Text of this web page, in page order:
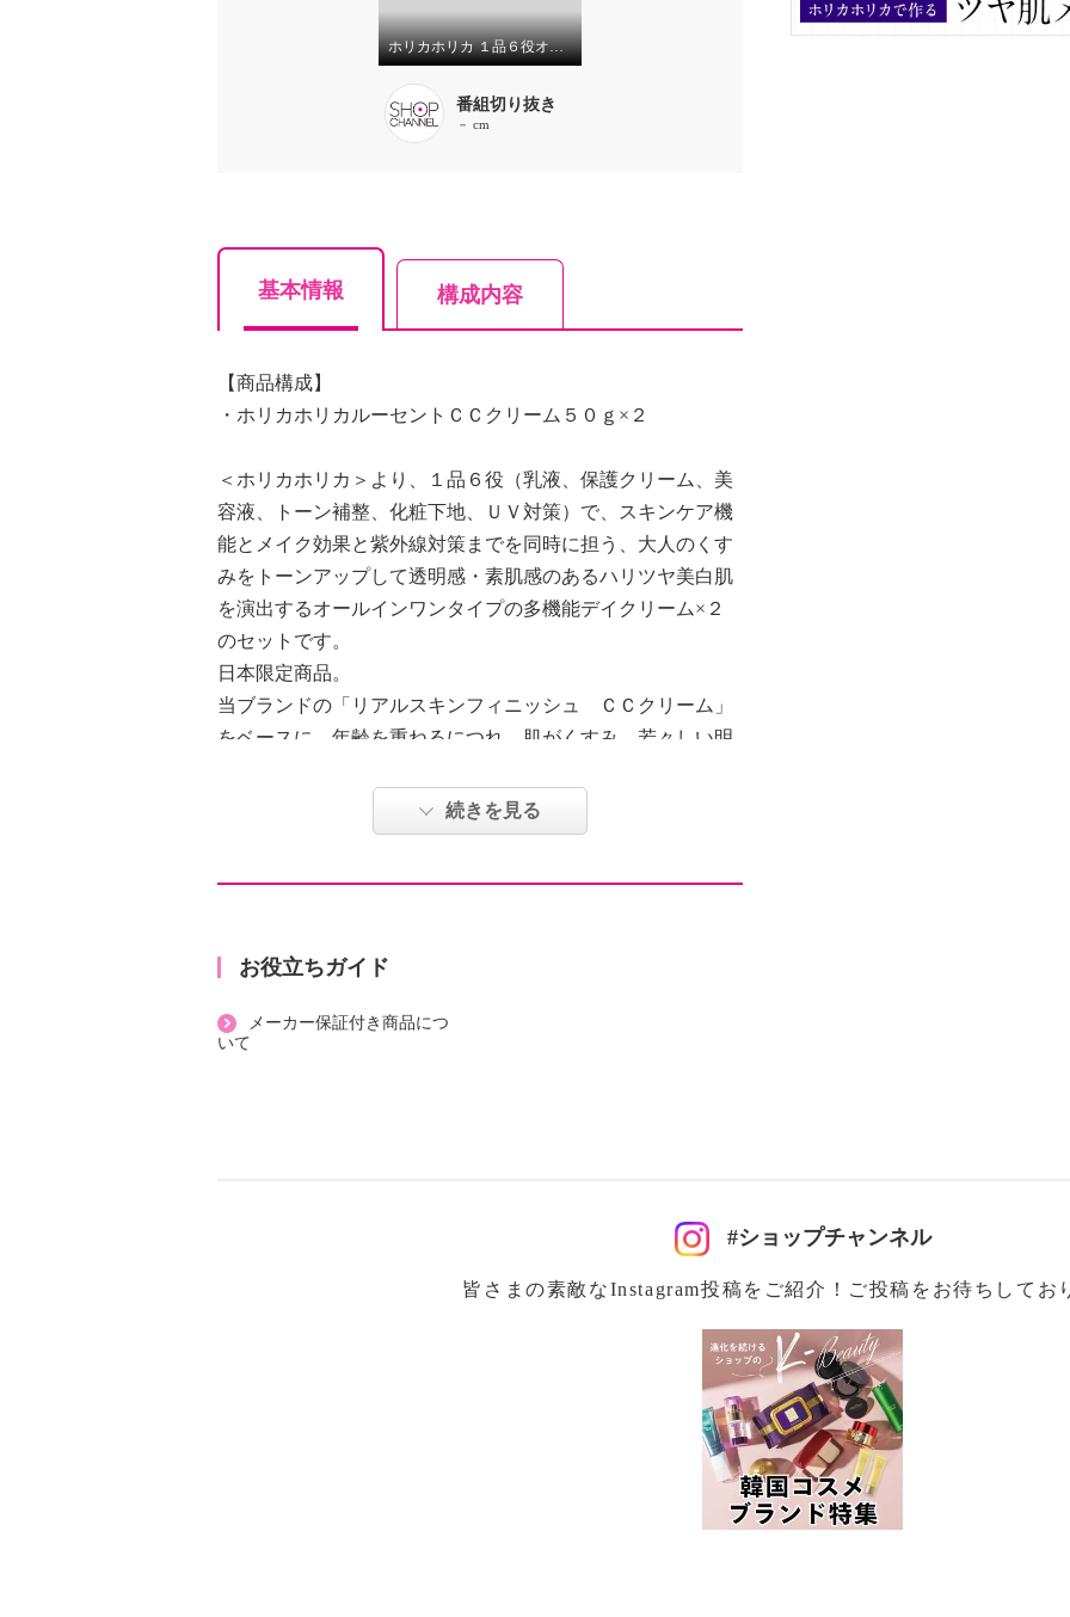
ホリカホリカ １品６役オールインワン！ くすみをトーンアップして 透明感のあるツヤ美肌演出 ルーセントＣＣクリーム ２本セット
番組切り抜き
－ cm
基本情報 構成内容
【商品構成】
・ホリカホリカルーセントＣＣクリーム５０ｇ×２
＜ホリカホリカ＞より、１品６役（乳液、保護クリーム、美
容液、トーン補整、化粧下地、ＵＶ対策）で、スキンケア機
能とメイク効果と紫外線対策までを同時に担う、大人のくす
みをトーンアップして透明感・素肌感のあるハリツヤ美白肌
を演出するオールインワンタイプの多機能デイクリーム×２
のセットです。
日本限定商品。
当ブランドの「リアルスキンフィニッシュ ＣＣクリーム」
をベースに、年齢を重ねるにつれ、肌がくすみ、若々しい明
肌悩み（茶ぐすみ、クマ、赤み、シミ、シワ、たるみ、毛穴
独自開発成分をはじめこだわりの美容成分を９６．５％（※
ＳＰＦ４０、ＰＡ＋＋＋で日常生活の紫外線からお肌をガー
続きを見る
お役立ちガイド
メーカー保証付き商品につ
いて
#ショップチャンネル
皆さまの素敵なInstagram投稿をご紹介！ご投稿をお待ちしてお